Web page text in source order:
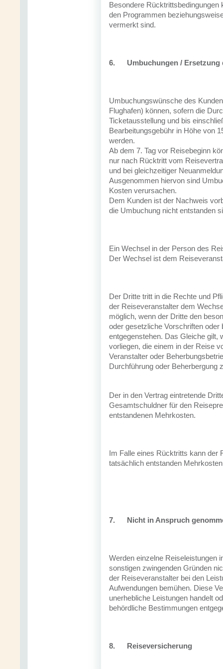
Besondere Rücktrittsbedingungen
den Programmen
vermerkt sind.
6. Umbuchungen / Ersetzung
Umbuchungswünsche des
Flughafen) können, sofern die
Ticketausstellung und bis
Bearbeitungsgebühr in Höhe von
werden.
Ab dem 7. Tag vor Reisebeginn
nur nach Rücktritt vom
und bei gleichzeitiger
Ausgenommen hiervon sind
Kosten verursachen.
Dem Kunden ist der Nachweis
die Umbuchung nicht entstanden
Ein Wechsel in der Person des
Der Wechsel ist dem
Der Dritte tritt in die Rechte und
der Reiseveranstalter dem
möglich, wenn der Dritte den
oder gesetzliche Vorschriften oder
entgegenstehen. Das Gleiche gilt,
vorliegen, die einem in der Reise
Veranstalter oder
Durchführung oder Beherbergung
Der in den Vertrag eintretende
Gesamtschuldner für den
entstandenen Mehrkosten.
Im Falle eines Rücktritts kann der
tatsächlich entstanden
7. Nicht in Anspruch
Werden einzelne Reiseleistungen
sonstigen zwingenden Gründen
der Reiseveranstalter bei den
Aufwendungen bemühen. Diese
unerhebliche Leistungen handelt
behördliche Bestimmungen
8. Reiseversicherung